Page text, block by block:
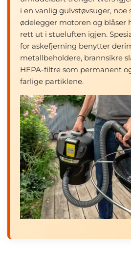
i en vanlig gulvstøvsuger, noe
ødelegger motoren og blåser
rett ut i stueluften igjen.
for askefjerning benytter
metallbeholdere, brannsikre
HEPA-filtre som permanent
farlige partiklene.